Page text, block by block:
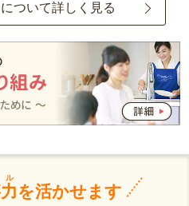
ついて詳しく見る
を活かせます